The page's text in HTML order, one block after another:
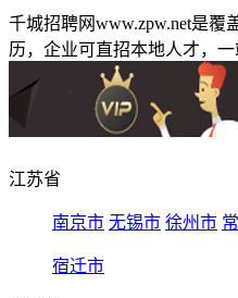
千城招聘网www.zpw.net是
历，企业可直招本地人才，
江苏省
南京市 无锡市 徐州市
宿迁市